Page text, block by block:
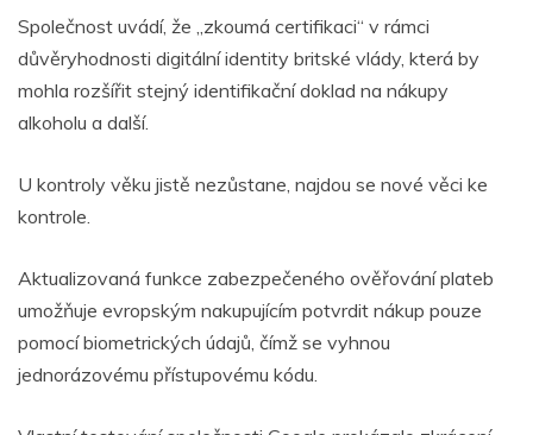
Společnost uvádí, že „zkoumá certifikaci“ v rámci
důvěryhodnosti digitální identity britské vlády, která by
mohla rozšířit stejný identifikační doklad na nákupy
alkoholu a další.
U kontroly věku jistě nezůstane, najdou se nové věci ke
kontrole.
Aktualizovaná funkce zabezpečeného ověřování plateb
umožňuje evropským nakupujícím potvrdit nákup pouze
pomocí biometrických údajů, čímž se vyhnou
jednorázovému přístupovému kódu.